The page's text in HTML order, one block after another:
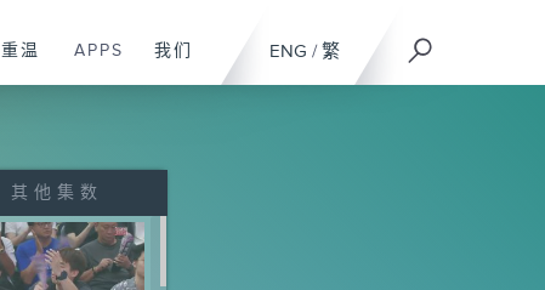
ENG / 繁
重温 APPS 我们
其他集数